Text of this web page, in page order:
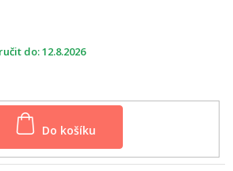
12.8.2026